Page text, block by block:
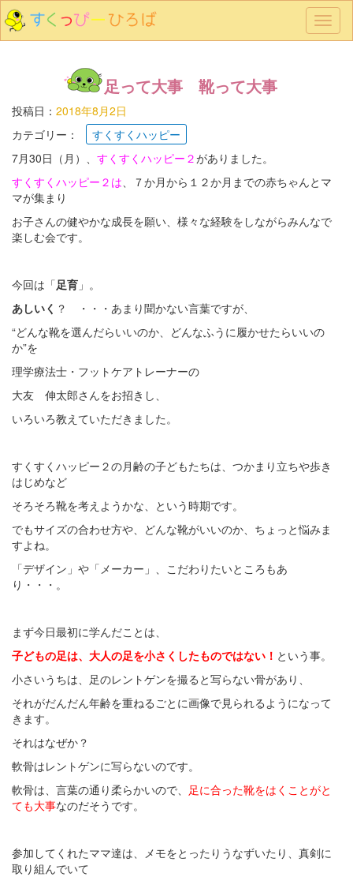
メ
ニ
足って大事 靴って大事
投稿日： 2018年8月2日
カテゴリー：
すくすくハッピー
7月30日（月）、 すくすくハッピー２がありました。
すくすくハッピー２は、７か月から１２か月までの赤ちゃんとマ
マが集まり
お子さんの健やかな成長を願い、様々な経験をしながらみんなで
楽しむ会です。
今回は「足育 」。
あしいく ？ ・・・あまり聞かない言葉ですが、
“どんな靴を選んだらいいのか、どんなふうに履かせたらいいの
か”を
理学療法士・フットケアトレーナーの
大友 伸太郎さんをお招きし、
いろいろ教えていただきました。
すくすくハッピー２の月齢の子どもたちは、つかまり立ちや歩き
はじめなど
そろそろ靴を考えようかな、という時期です。
でもサイズの合わせ方や、どんな靴がいいのか、ちょっと悩みま
すよね。
「デザイン」や「メーカー」、こだわりたいところもあ
り・・・。
まず今日最初に学んだことは、
子どもの足は、大人の足を小さくしたものではない！ という事。
小さいうちは、足のレントゲンを撮ると写らない骨があり、
それがだんだん年齢を重ねるごとに画像で見られるようになって
きます。
それはなぜか？
軟骨はレントゲンに写らないのです。
軟骨は、言葉の通り柔らかいので、 足に合った靴をはくことがと
ても大事なのだそうです。
参加してくれたママ達は、メモをとったりうなずいたり、真剣に
取り組んでいて